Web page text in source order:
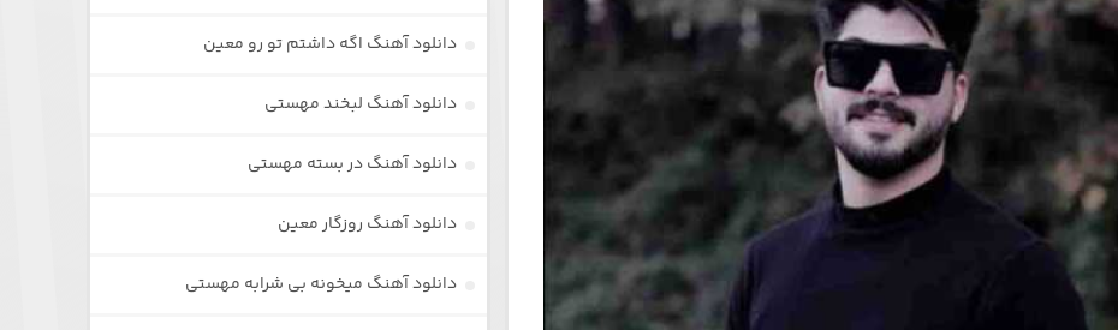
دانلود آهنگ اگه داشتم تو رو معین
دانلود آهنگ لبخند مهستی
دانلود آهنگ در بسته مهستی
دانلود آهنگ روزگار معین
دانلود آهنگ میخونه بی شرابه مهستی